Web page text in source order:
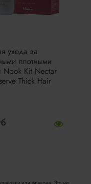
ухода за
плотными
Nook Kit Nectar
Thick Hair